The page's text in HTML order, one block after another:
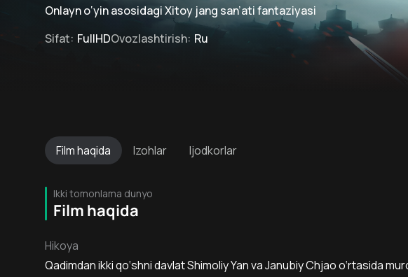
Onlayn o‘yin asosidagi Xitoy jang san’ati fantaziyasi
Sifat: FullHDOvozlashtirish: Ru
Filmhaqida Izohlar Ijodkorlar
Ikki tomonlama dunyo
Film haqida
Hikoya
Qadimdan ikki qo‘shni davlat Shimoliy Yan va Janubiy Chjao o‘rtasida